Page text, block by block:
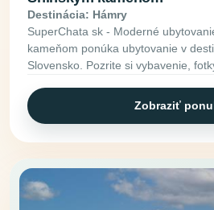
Destinácia: Hámry
SuperChata sk - Moderné
kameňom ponúka ubytovanie v
Slovensko. Pozrite si vybavenie,
Zobraziť